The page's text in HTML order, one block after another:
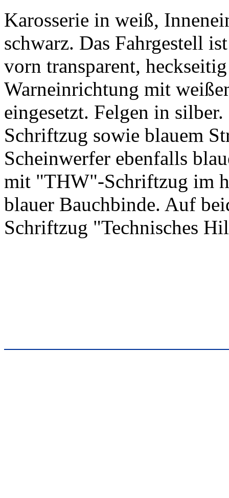
Karosserie in weiß,
schwarz. Das Fahrgestell
vorn transparent,
Warneinrichtung mit
eingesetzt. Felgen in
Schriftzug sowie blauem
Scheinwerfer ebenfalls
mit "THW"-Schriftzug im
blauer Bauchbinde. Auf
Schriftzug "Technisches